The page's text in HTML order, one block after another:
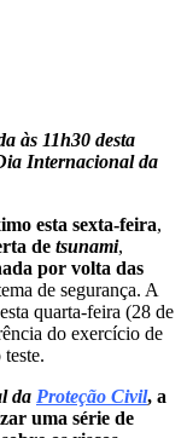
às 11h30 desta
Internacional da
esta sexta-feira,
de tsunami,
por volta das
de segurança. A
quarta-feira (28 de
do exercício de
da Proteção Civil, a
uma série de